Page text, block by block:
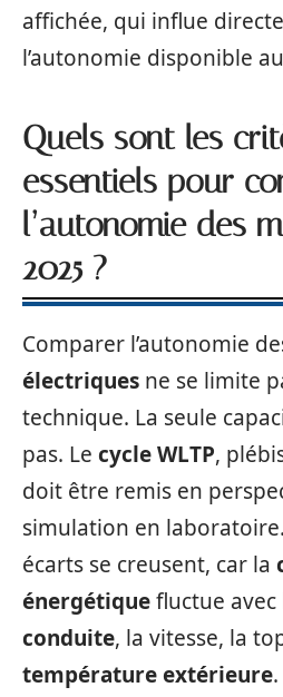
affichée, qui influe
l’autonomie disponible
Quels sont les
essentiels pour
l’autonomie des
2025 ?
Comparer l’autonomie
électriques ne se limite
technique. La seule
pas. Le cycle WLTP,
doit être remis en
simulation en
écarts se creusent, car la
énergétiquefluctue avec
conduite, la vitesse, la
température extérieure.